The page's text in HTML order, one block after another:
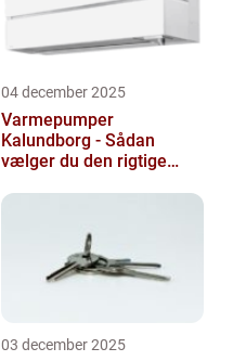
04 december 2025
Varmepumper
Kalundborg - Sådan
vælger du den rigtige
03 december 2025